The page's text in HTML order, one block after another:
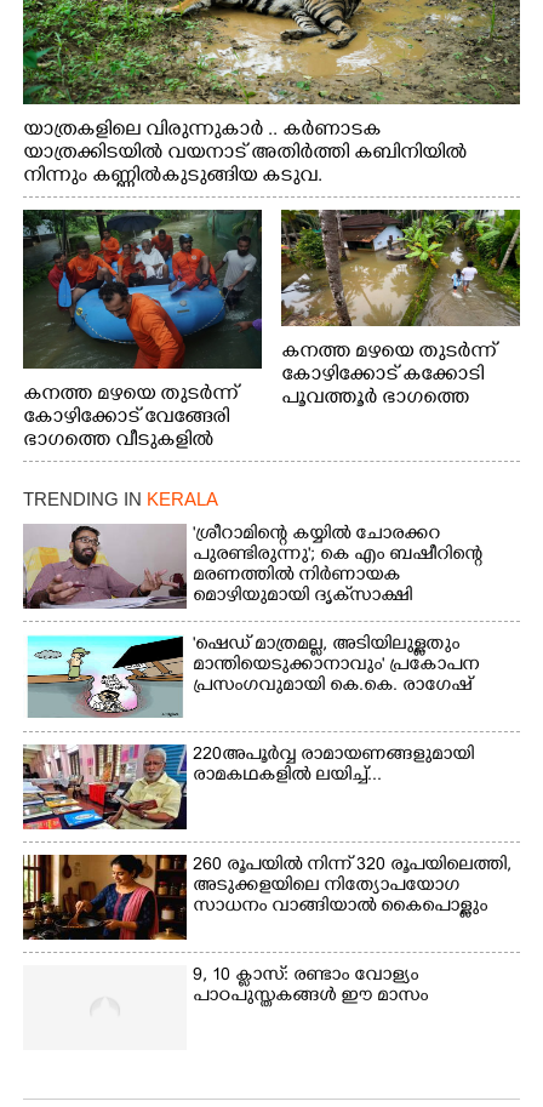
യാത്രകളിലെ വിരുന്നുകാർ .. കർണാടക
യാത്രക്കിടയിൽ വയനാട് അതിർത്തി കബിനിയിൽ
നിന്നും കണ്ണിൽകുടുങ്ങിയ കടുവ.
കനത്ത മഴയെ തുടർന്ന്
കോഴിക്കോട് വേങ്ങേരി
ഭാഗത്തെ വീടുകളിൽ
വെള്ളം
കയറിയപ്പോൾ ആളുകളെ
സുരക്ഷിത സ്ഥാനത്തേക്ക്
മാറ്റുന്ന സുരക്ഷാസേനാം
ഗങ്ങൾ
കനത്ത മഴയെ തുടർന്ന്
കോഴിക്കോട് കക്കോടി
പൂവത്തൂർ ഭാഗത്തെ
TRENDING IN KERALA
'ശ്രീറാമിന്റെ കയ്യിൽ ചോരക്കറ
പുരണ്ടിരുന്നു'; കെ എം ബഷീറിന്റെ
മരണത്തിൽ നിർണായക
മൊഴിയുമായി ദൃക്‌സാക്ഷി
'ഷെഡ് മാത്രമല്ല, അടിയിലുള്ളതും
മാന്തിയെടുക്കാനാവും' പ്രകോപന
പ്രസംഗവുമായി കെ.കെ. രാഗേഷ്
220 അപൂർവ്വ രാമായണങ്ങളുമായി
രാമകഥകളിൽ ലയിച്ച്...
260 രൂപയിൽ നിന്ന് 320 രൂപയിലെത്തി,
അടുക്കളയിലെ നിത്യോപയോഗ
സാധനം വാങ്ങിയാൽ കൈപൊള്ളും
9, 10 ക്ലാസ്: രണ്ടാം വോള്യം
പാഠപുസ്തകങ്ങൾ ഈ മാസം